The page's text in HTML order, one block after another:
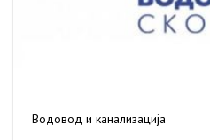
Водовод и канализација